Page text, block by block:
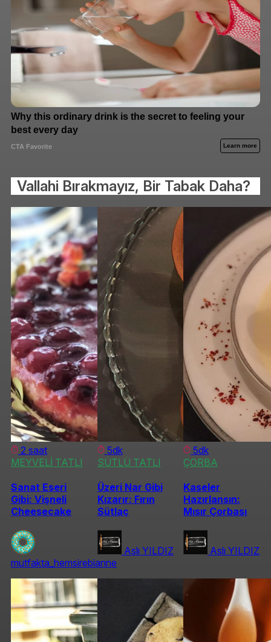
Vallahi Bırakmayız, Bir Tabak Daha?
2 saat
MEYVELİ TATLI
Sanat Eseri
Gibi: Vişneli
Cheesecake
mutfakta_hemsirebianne
5dk
SÜTLÜ TATLI
Üzeri Nar Gibi
Kızarır: Fırın
Sütlaç
Aslı YILDIZ
5dk
ÇORBA
Kaseler
Hazırlansın:
Mısır Çorbası
Aslı YILDIZ